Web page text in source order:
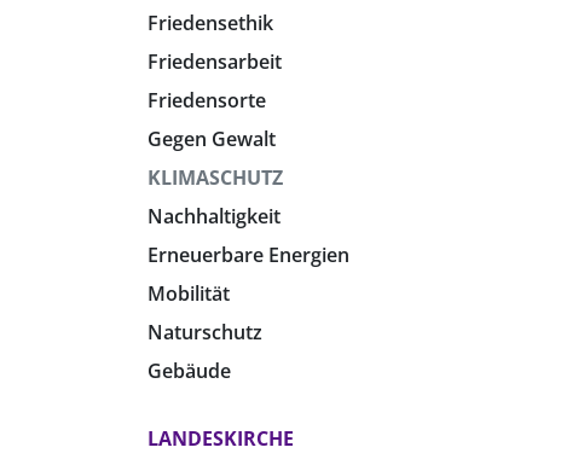
Friedensethik
Friedensarbeit
Friedensorte
Gegen Gewalt
KLIMASCHUTZ
Nachhaltigkeit
Erneuerbare Energien
Mobilität
Naturschutz
Gebäude
LANDESKIRCHE